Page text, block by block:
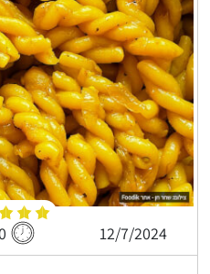
12/7/2024